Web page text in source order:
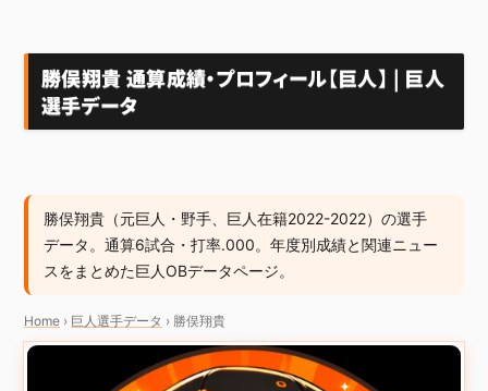
勝俣翔貴 通算成績・プロフィール【巨人】 | 巨人
選手データ
勝俣翔貴（元巨人・野手、巨人在籍2022-2022）の選手
データ。通算6試合・打率.000。年度別成績と関連ニュー
スをまとめた巨人OBデータページ。
Home › 巨人選手データ › 勝俣翔貴